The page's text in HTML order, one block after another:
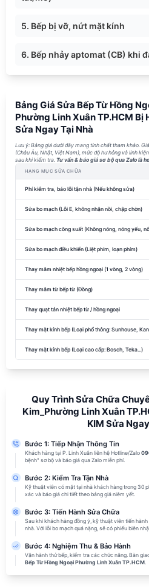
5. Bếp bị vỡ, nứt mặt kính
6. Bếp nhảy aptomat (CB) khi
Bảng Giá Sửa Bếp Từ Hồng
Phường Linh Xuân TP.HCM Bị
Sửa Ngay Tại Nhà
Lưu ý: Bảng giá dưới đây mang tính chất tham khảo.
(Châu Âu, Nhật, Việt Nam), mức độ hư hỏng và linh
sau khi kiểm tra. Tư vấn & báo giá sơ bộ qua Zalo là
HẠNG MỤC SỬA CHỮA
Phí kiểm tra, báo lỗi tận nhà (Nếu không sửa)
Sửa bo mạch (Lỗi E, không nhận nồi, chập chờn)
Sửa bo mạch công suất (Không nóng, nóng yếu,
Sửa bo mạch điều khiển (Liệt phím, loạn phím)
Thay mâm nhiệt bếp hồng ngoại (1 vòng, 2 vòng)
Thay mâm từ bếp từ (Đồng)
Thay quạt tản nhiệt bếp từ / hồng ngoại
Thay mặt kính bếp (Loại phổ thông: Sunhouse,
Thay mặt kính bếp (Loại cao cấp: Bosch, Teka...)
Quy Trình Sửa Chữa
Kim_Phường Linh Xuân
KIM Sửa
Bước 1: Tiếp Nhận Thông Tin
Khách hàng tại P. Linh Xuân liên hệ Hotline/Zalo
bệnh" sơ bộ và báo giá qua Zalo miễn phí.
Bước 2: Kiểm Tra Tận Nhà
Kỹ thuật viên có mặt tại nhà khách hàng trong 30
xác và báo giá chi tiết theo bảng giá niêm yết.
Bước 3: Tiến Hành Sửa Chữa
Sau khi khách hàng đồng ý, kỹ thuật viên tiến
nhà. Với lỗi bo mạch quá nặng, sẽ có phiếu biên
Bước 4: Nghiệm Thu & Bảo Hành
Vận hành thử bếp, kiểm tra các chức năng. Bàn
Bếp Từ Hồng Ngoại Phường Linh Xuân TP.HCM.